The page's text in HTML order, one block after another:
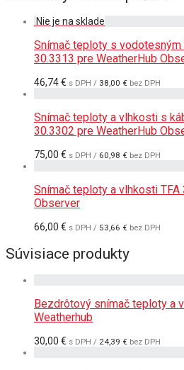
Snímač teploty s
30.3313 pre WeatherHub
46,74€ s DPH / 38,00 € bez DPH
Snímač teploty a vlhkosti s
30.3302 pre WeatherHub
75,00 € s DPH / 60,98 € bez DPH
Snímač teploty a vlhkosti TFA
Observer
66,00 € s DPH / 53,66 € bez DPH
Súvisiace produkty
Bezdrôtový snímač teploty a
Weatherhub
30,00 € s DPH / 24,39 € bez DPH